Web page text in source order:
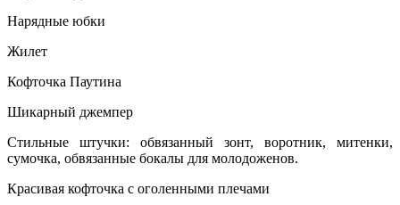
Нарядные юбки
Жилет
Кофточка Паутина
Шикарный джемпер
Стильные штучки: обвязанный зонт, воротник, митенки,
сумочка, обвязанные бокалы для молодоженов.
Красивая кофточка с оголенными плечами